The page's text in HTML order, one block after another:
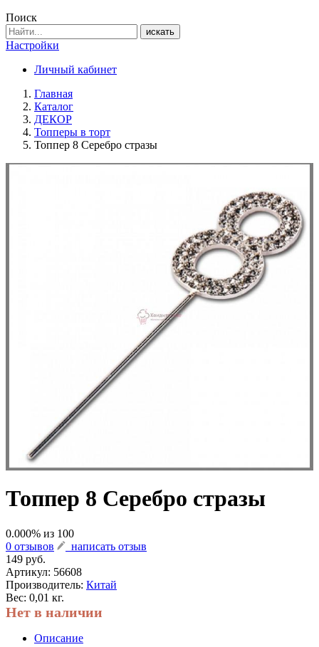
Поиск
искать
Настройки
Личный кабинет
Главная
Каталог
ДЕКОР
Топперы в торт
Топпер 8 Серебро стразы
Топпер 8 Серебро стразы
0.000% из 100
0 отзывов
написать отзыв
149 руб.
Артикул: 56608
Производитель: Китай
Вес: 0,01 кг.
Нет в наличии
Описание